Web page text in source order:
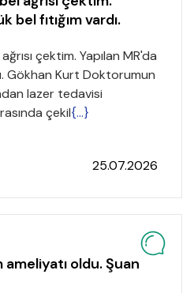
bel fıtığım vardı.
çektim. Yapılan MR'da
Gökhan Kurt Doktorumun
lazer tedavisi
çekil{...}
25.07.2026
oldu. Şuan